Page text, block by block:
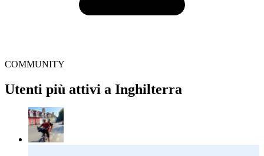
COMMUNITY
Utenti più attivi a Inghilterra